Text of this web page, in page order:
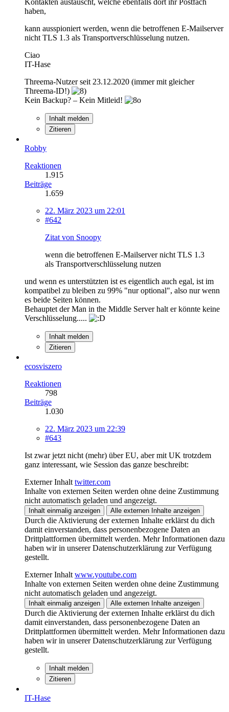
haben,
kann ausspioniert werden, wenn die betroffenen E-Mailserver
nicht TLS 1.3 als Transportverschlüsselung nutzen.
Ciao
IT-Hase
Threema-Nutzer seit 23.12.2020 (immer mit gleicher
Threema-ID!)
Kein Backup? – Kein Mitleid!
Inhalt melden
Zitieren
Robby
Reaktionen
1.915
Beiträge
1.659
22. März 2023 um 22:01
#642
Zitat von Snoopy
wenn die betroffenen E-Mailserver nicht TLS 1.3
als Transportverschlüsselung nutzen
und wenn es unterstützten ist es eigentlich auch egal, ist im
kompatibel zu bleiben zu 99% "nur optional", also nur wenn
es beide Seiten können.
Behauptet der Man in the Middle Server halt er könnte keine
Verschlüsselung.....
Inhalt melden
Zitieren
ecosviszero
Reaktionen
798
Beiträge
1.030
22. März 2023 um 22:39
#643
Ist zwar jetzt nicht (mehr) über EU, aber mit UK trotzdem
ganz interessant, wie Session das ganze beschreibt:
Externer Inhalt twitter.com
Inhalte von externen Seiten werden ohne deine Zustimmung
nicht automatisch geladen und angezeigt.
Inhalt einmalig anzeigen Alle externen Inhalte anzeigen
Durch die Aktivierung der externen Inhalte erklärst du dich
damit einverstanden, dass personenbezogene Daten an
Drittplattformen übermittelt werden. Mehr Informationen dazu
haben wir in unserer Datenschutzerklärung zur Verfügung
gestellt.
Externer Inhalt www.youtube.com
Inhalte von externen Seiten werden ohne deine Zustimmung
nicht automatisch geladen und angezeigt.
Inhalt einmalig anzeigen Alle externen Inhalte anzeigen
Durch die Aktivierung der externen Inhalte erklärst du dich
damit einverstanden, dass personenbezogene Daten an
Drittplattformen übermittelt werden. Mehr Informationen dazu
haben wir in unserer Datenschutzerklärung zur Verfügung
gestellt.
Inhalt melden
Zitieren
IT-Hase